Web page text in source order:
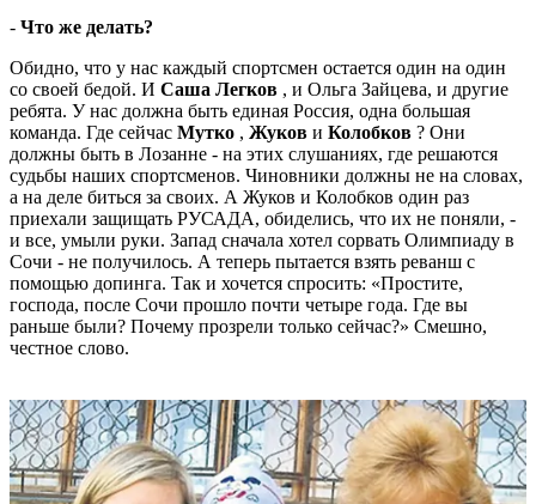
- Что же делать?
Обидно, что у нас каждый спортсмен остается один на один
со своей бедой. И Саша Легков , и Ольга Зайцева, и другие
ребята. У нас должна быть единая Россия, одна большая
команда. Где сейчас Мутко , Жуков и Колобков ? Они
должны быть в Лозанне - на этих слушаниях, где решаются
судьбы наших спортсменов. Чиновники должны не на словах,
а на деле биться за своих. А Жуков и Колобков один раз
приехали защищать РУСАДА, обиделись, что их не поняли, -
и все, умыли руки. Запад сначала хотел сорвать Олимпиаду в
Сочи - не получилось. А теперь пытается взять реванш с
помощью допинга. Так и хочется спросить: «Простите,
господа, после Сочи прошло почти четыре года. Где вы
раньше были? Почему прозрели только сейчас?» Смешно,
честное слово.